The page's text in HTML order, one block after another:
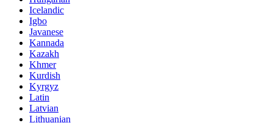
Icelandic
Igbo
Javanese
Kannada
Kazakh
Khmer
Kurdish
Kyrgyz
Latin
Latvian
Lithuanian